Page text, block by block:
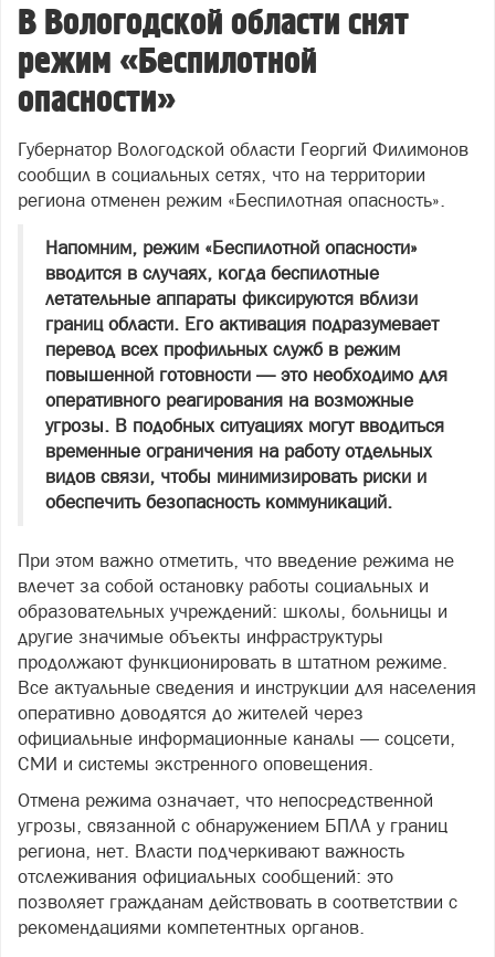
В Вологодской области снят
режим «Беспилотной
опасности»
Губернатор Вологодской области Георгий Филимонов
сообщил в социальных сетях, что на территории
региона отменен режим «Беспилотная опасность».
Напомним, режим «Беспилотной опасности»
вводится в случаях, когда беспилотные
летательные аппараты фиксируются вблизи
границ области. Его активация подразумевает
перевод всех профильных служб в режим
повышенной готовности — это необходимо для
оперативного реагирования на возможные
угрозы. В подобных ситуациях могут вводиться
временные ограничения на работу отдельных
видов связи, чтобы минимизировать риски и
обеспечить безопасность коммуникаций.
При этом важно отметить, что введение режима не
влечет за собой остановку работы социальных и
образовательных учреждений: школы, больницы и
другие значимые объекты инфраструктуры
продолжают функционировать в штатном режиме.
Все актуальные сведения и инструкции для населения
оперативно доводятся до жителей через
официальные информационные каналы — соцсети,
СМИ и системы экстренного оповещения.
Отмена режима означает, что непосредственной
угрозы, связанной с обнаружением БПЛА у границ
региона, нет. Власти подчеркивают важность
отслеживания официальных сообщений: это
позволяет гражданам действовать в соответствии с
рекомендациями компетентных органов.